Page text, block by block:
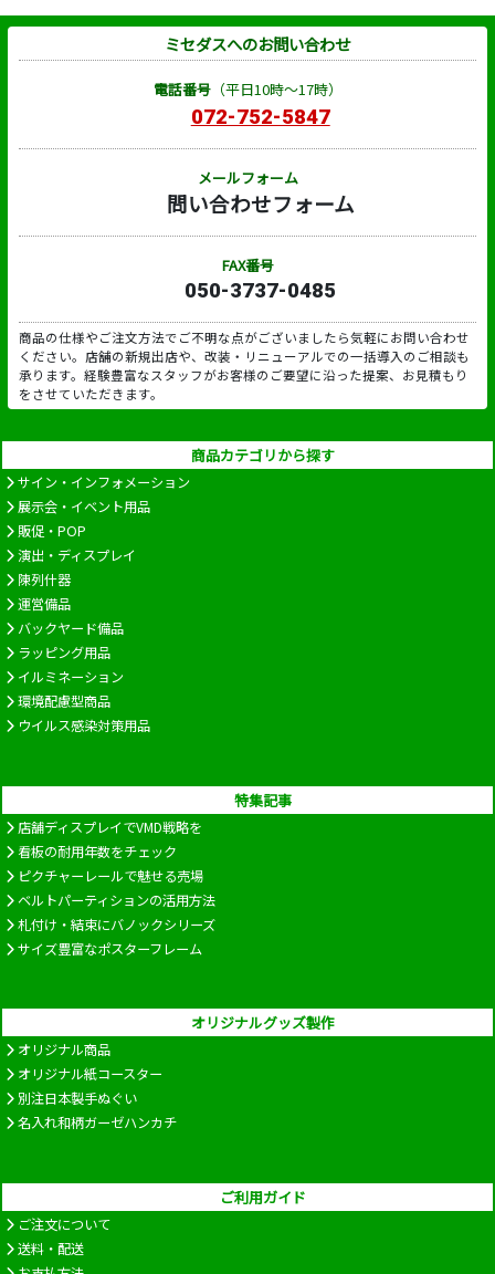
ミセダスへのお問い合わせ
電話番号（平日10時～17時）
072-752-5847
メールフォーム
問い合わせフォーム
FAX番号
050-3737-0485
商品の仕様やご注文方法でご不明な点がございましたら気軽にお問い合わせ
ください。店舗の新規出店や、改装・リニューアルでの一括導入のご相談も
承ります。経験豊富なスタッフがお客様のご要望に沿った提案、お見積もり
をさせていただきます。
商品カテゴリから探す
サイン・インフォメーション
展示会・イベント用品
販促・POP
演出・ディスプレイ
陳列什器
運営備品
バックヤード備品
ラッピング用品
イルミネーション
環境配慮型商品
ウイルス感染対策用品
特集記事
店舗ディスプレイでVMD戦略を
看板の耐用年数をチェック
ピクチャーレールで魅せる売場
ベルトパーティションの活用方法
札付け・結束にバノックシリーズ
サイズ豊富なポスターフレーム
オリジナルグッズ製作
オリジナル商品
オリジナル紙コースター
別注日本製手ぬぐい
名入れ和柄ガーゼハンカチ
ご利用ガイド
ご注文について
送料・配送